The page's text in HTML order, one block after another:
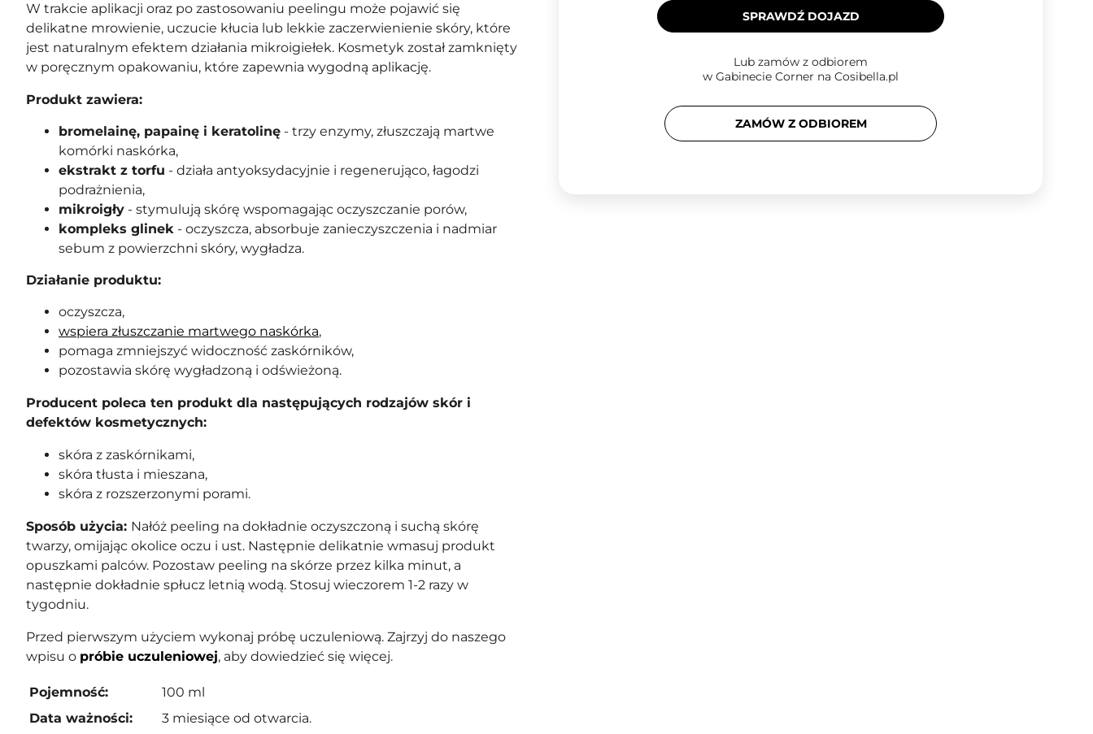
W trakcie aplikacji oraz po zastosowaniu peelingu może pojawić się
delikatne mrowienie, uczucie kłucia lub lekkie zaczerwienienie skóry, które
jest naturalnym efektem działania mikroigiełek. Kosmetyk został zamknięty
w poręcznym opakowaniu, które zapewnia wygodną aplikację.
Produkt zawiera:
bromelainę, papainę i keratolinę - trzy enzymy, złuszczają martwe
komórki naskórka,
ekstrakt z torfu - działa antyoksydacyjnie i regenerująco, łagodzi
podrażnienia,
mikroigły - stymulują skórę wspomagając oczyszczanie porów,
kompleks glinek - oczyszcza, absorbuje zanieczyszczenia i nadmiar
sebum z powierzchni skóry, wygładza.
Działanie produktu:
oczyszcza,
wspiera złuszczanie martwego naskórka,
pomaga zmniejszyć widoczność zaskórników,
pozostawia skórę wygładzoną i odświeżoną.
Producent poleca ten produkt dla następujących rodzajów skór i
defektów kosmetycznych:
skóra z zaskórnikami,
skóra tłusta i mieszana,
skóra z rozszerzonymi porami.
Sposób użycia: Nałóż peeling na dokładnie oczyszczoną i suchą skórę
twarzy, omijając okolice oczu i ust. Następnie delikatnie wmasuj produkt
opuszkami palców. Pozostaw peeling na skórze przez kilka minut, a
następnie dokładnie spłucz letnią wodą. Stosuj wieczorem 1-2 razy w
tygodniu.
Przed pierwszym użyciem wykonaj próbę uczuleniową. Zajrzyj do naszego
wpisu o próbie uczuleniowej, aby dowiedzieć się więcej.
Pojemność:
100 ml
Data ważności:
3 miesiące od otwarcia.
SPRAWDŹ DOJAZD
Lub zamów z odbiorem
w Gabinecie Corner na Cosibella.pl
ZAMÓW Z ODBIOREM